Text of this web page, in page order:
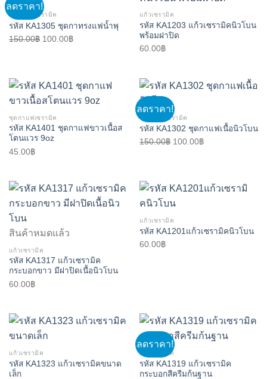
ลดราคา!
ชุดกาแฟเซรามิค
รหัส KA1305 ชุดกาทรงแฟน้ำพุ
150.00฿ Original
100.00฿Current
แก้วเซรามิค
รหัส KA1203 แก้วเซรามิคนิวโบน
พร้อมฝาปิด
60.00฿
ชุดกาแฟเซรามิค
รหัส KA1401 ชุดกาแฟขาวเนื้อส
โตนแวร 9oz
45.00฿
ลดราคา!
ชุดกาแฟเซรามิค
รหัส KA1302 ชุดกาแฟเนื้อนิวโบน
150.00฿ Original
100.00฿Current
สินค้าหมดแล้ว
แก้วเซรามิค
รหัส KA1317 แก้วเซรามิค
กระบอกขาว มีฝาปิดเนื้อนิวโบน
60.00฿
แก้วเซรามิค
รหัส KA1201แก้วเซรามิคนิวโบน
60.00฿
แก้วเซรามิค
รหัส KA1323 แก้วเซรามิคขนาด
เล็ก
ลดราคา!
แก้วเซรามิค
รหัส KA1319 แก้วเซรามิค
กระบอกสีครีมก้นฐาน